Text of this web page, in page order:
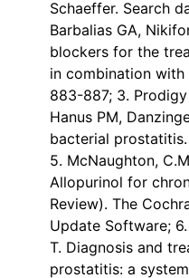
Schaeffer. Search
Barbalias GA,
blockers for the
in combination
883-887; 3.
Hanus PM,
bacterial
5. McNaughton,
Allopurinol for
Review). The
Update Software;
T. Diagnosis and
prostatitis: a